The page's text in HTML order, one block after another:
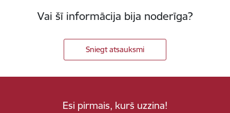
Vai šī informācija bija noderīga?
Sniegt atsauksmi
Esi pirmais, kurš uzzina!